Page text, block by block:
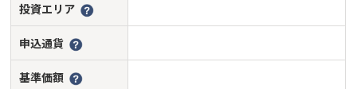
投資エリア
申込通貨
基準価額